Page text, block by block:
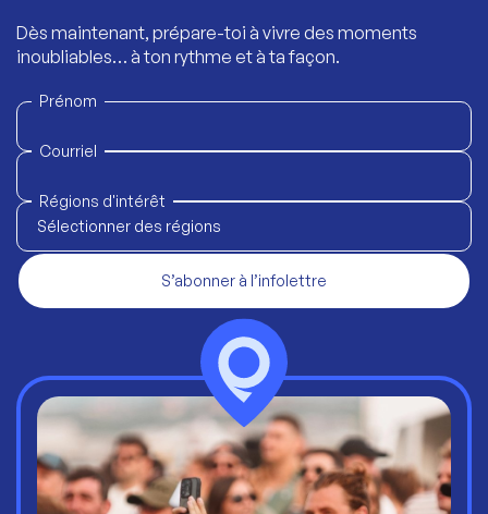
Dès maintenant, prépare-toi à vivre des moments
inoubliables… à ton rythme et à ta façon.
Prénom
Courriel
Régions d'intérêt
Sélectionner des régions
S’abonner à l’infolettre